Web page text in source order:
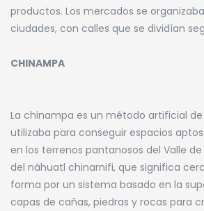
productos. Los mercados se
ciudades, con calles que se dividían
CHINAMPA
La chinampa es un método artificial
utilizaba para conseguir espacios
en los terrenos pantanosos del Valle de
del náhuatl chinarnifi, que significa
forma por un sistema basado en la
capas de cañas, piedras y rocas para